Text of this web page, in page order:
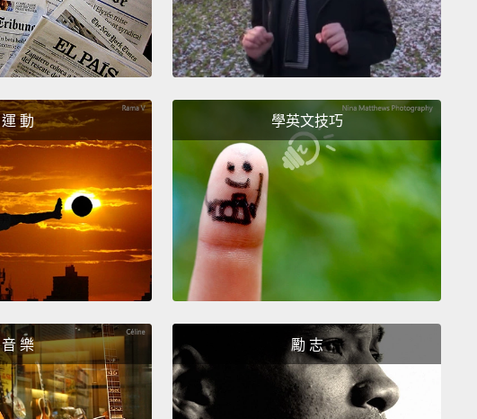
one, till death do you part.
但是這畢業典禮...畢業典禮總是好的。從這天以後，真的，不
論生病或健康，經過了財務困境，經過了中年危機和
Cinninnati商展上還算有吸引力的業務代表，(父母親瞭解我的
意思)，經過了逐漸減少對惱人事物的耐性，經過了每個爭論、
無法化解的對立以及其它種種，你將永遠都從高中畢業了，你
和你的文憑合而為一，至死不渝。
No, commencement is life's great ceremonial beginning,
with its own attendant and highly appropriate symbolism.
Fitting, for example, for this auspicious rite of passage, is
where we find ourselves this afternoon, the venue.
Normally, I avoid cliches like the plague, wouldn't touch
them with a ten-foot pole,
but here we are on a literal level
playing field. That matters. That says something. And
運 動 學英文技巧
音 樂 勵 志